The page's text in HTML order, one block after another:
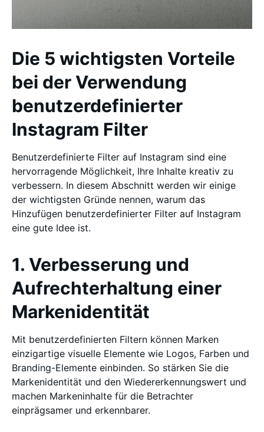
Die 5 wichtigsten Vorteile
bei der Verwendung
benutzerdefinierter
Instagram Filter
Benutzerdefinierte Filter auf Instagram sind eine
hervorragende Möglichkeit, Ihre Inhalte kreativ zu
verbessern. In diesem Abschnitt werden wir einige
der wichtigsten Gründe nennen, warum das
Hinzufügen benutzerdefinierter Filter auf Instagram
eine gute Idee ist.
1. Verbesserung und
Aufrechterhaltung einer
Markenidentität
Mit benutzerdefinierten Filtern können Marken
einzigartige visuelle Elemente wie Logos, Farben und
Branding-Elemente einbinden. So stärken Sie die
Markenidentität und den Wiedererkennungswert und
machen Markeninhalte für die Betrachter
einprägsamer und erkennbarer.